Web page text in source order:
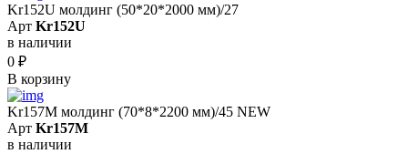
Kr152U молдинг (50*20*2000 мм)/27
Арт Kr152U
в наличии
0 ₽
В корзину
Kr157M молдинг (70*8*2200 мм)/45 NEW
Арт Kr157M
в наличии